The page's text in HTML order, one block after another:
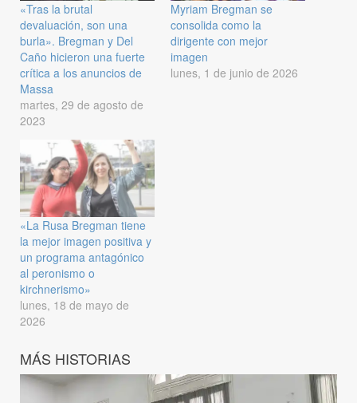
«Tras la brutal
devaluación, son una
burla». Bregman y Del
Caño hicieron una fuerte
crítica a los anuncios de
Massa
martes, 29 de agosto de
2023
Myriam Bregman se
consolida como la
dirigente con mejor
imagen
lunes, 1 de junio de 2026
«La Rusa Bregman tiene
la mejor imagen positiva y
un programa antagónico
al peronismo o
kirchnerismo»
lunes, 18 de mayo de
2026
MÁS HISTORIAS